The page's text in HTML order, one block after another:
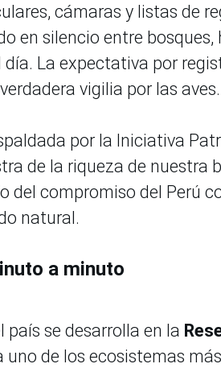
cámaras y listas de
en silencio entre
La expectativa por
vigilia por las aves.
por la Iniciativa
de la riqueza de nuestra
del compromiso del Perú
natural.
a minuto
país se desarrolla en la
uno de los ecosistemas